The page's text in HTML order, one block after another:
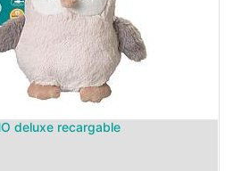
deluxe recargable